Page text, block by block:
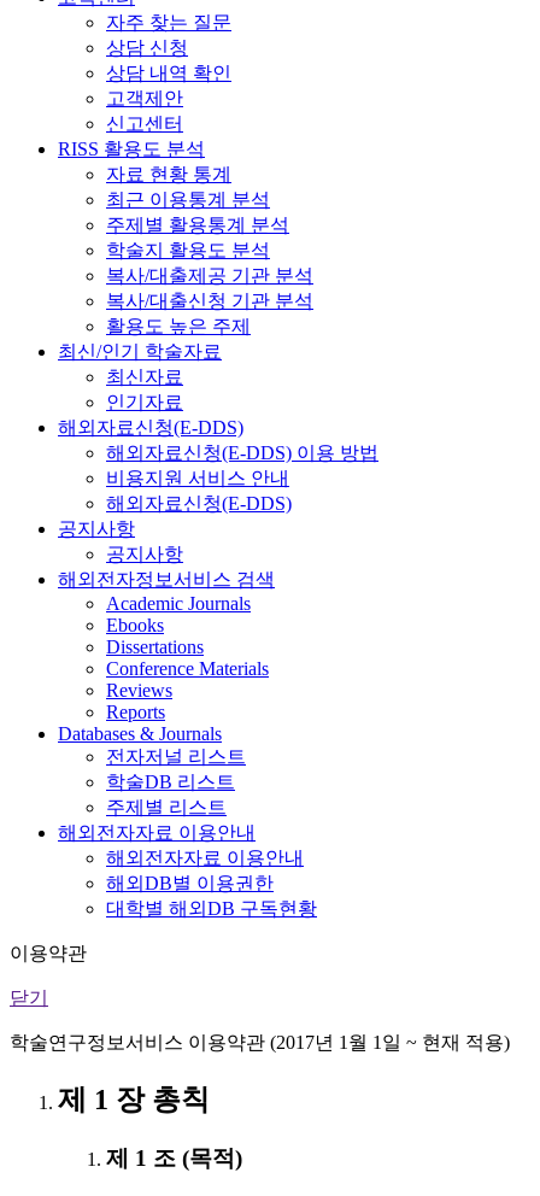
자주 찾는 질문
상담 신청
상담 내역 확인
고객제안
신고센터
RISS 활용도 분석
자료 현황 통계
최근 이용통계 분석
주제별 활용통계 분석
학술지 활용도 분석
복사/대출제공 기관 분석
복사/대출신청 기관 분석
활용도 높은 주제
최신/인기 학술자료
최신자료
인기자료
해외자료신청(E-DDS)
해외자료신청(E-DDS) 이용 방법
비용지원 서비스 안내
해외자료신청(E-DDS)
공지사항
공지사항
해외전자정보서비스 검색
Academic Journals
Ebooks
Dissertations
Conference Materials
Reviews
Reports
Databases & Journals
전자저널 리스트
학술DB 리스트
주제별 리스트
해외전자자료 이용안내
해외전자자료 이용안내
해외DB별 이용권한
대학별 해외DB 구독현황
이용약관
닫기
학술연구정보서비스 이용약관 (2017년 1월 1일 ~ 현재 적용)
제 1 장 총칙
제 1 조 (목적)